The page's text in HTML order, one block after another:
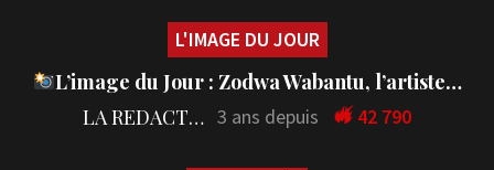
L'IMAGE DU JOUR
L’image du Jour : Zodwa Wabantu, l’artiste…
LA REDACTION 3 ans depuis 42 790